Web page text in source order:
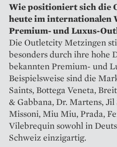
Wie positioniert sich die
heute im inter­nationalen
Premium- und Luxus-
Die Outletcity Metzingen
besonders durch ihre hohe
bekannten Premium- und
Beispielsweise sind die
Saints, Bottega Veneta,
& Gabbana, Dr. Martens,
Missoni, Miu Miu, Prada,
Vilebrequin sowohl in
Schweiz einzigartig.